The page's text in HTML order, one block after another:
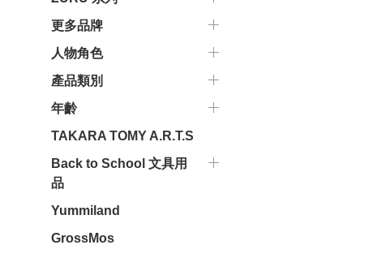
更多品牌
人物角色
產品類別
年齡
TAKARA TOMY A.R.T.S
Back to School 文具用
品
Yummiland
GrossMos